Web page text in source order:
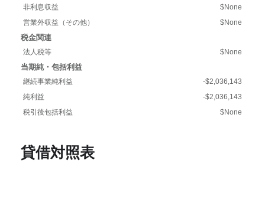
非利息収益
$None
営業外収益（その他）
$None
税金関連
法人税等 $None
当期純・包括利益
継続事業純利益
-$2,036,143
純利益
-$2,036,143
税引後包括利益
$None
貸借対照表